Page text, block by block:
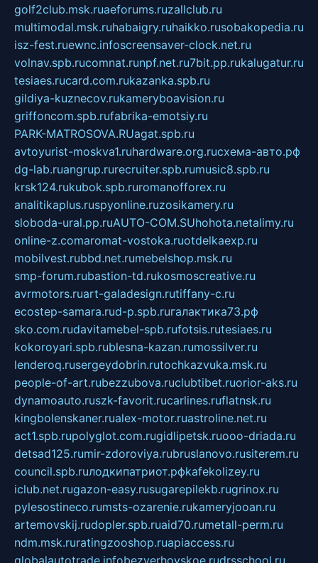
golf2club.msk.ruaeforums.ruzallclub.ru
multimodal.msk.ruhabaigry.ruhaikko.rusobakopedia.ru
isz-fest.ruewnc.infoscreensaver-clock.net.ru
volnav.spb.rucomnat.runpf.net.ru7bit.pp.rukalugatur.ru
tesiaes.rucard.com.rukazanka.spb.ru
gildiya-kuznecov.rukameryboavision.ru
griffoncom.spb.rufabrika-emotsiy.ru
PARK-MATROSOVA.RUagat.spb.ru
avtoyurist-moskva1.ruhardware.org.ruсхема-авто.рф
dg-lab.ruangrup.rurecruiter.spb.rumusic8.spb.ru
krsk124.rukubok.spb.ruromanofforex.ru
analitikaplus.ruspyonline.ruzosikamery.ru
sloboda-ural.pp.ruAUTO-COM.SUhohota.netalimy.ru
online-z.comaromat-vostoka.ruotdelkaexp.ru
mobilvest.rubbd.net.rumebelshop.msk.ru
smp-forum.rubastion-td.rukosmoscreative.ru
avrmotors.ruart-galadesign.rutiffany-c.ru
ecostep-samara.rud-p.spb.ruгалактика73.рф
sko.com.rudavitamebel-spb.rufotsis.rutesiaes.ru
kokoroyari.spb.rublesna-kazan.rumossilver.ru
lenderoq.rusergeydobrin.rutochkazvuka.msk.ru
people-of-art.rubezzubova.ruclubtibet.ruorior-aks.ru
dynamoauto.ruszk-favorit.rucarlines.ruflatnsk.ru
kingbolenskaner.rualex-motor.ruastroline.net.ru
act1.spb.rupolyglot.com.rugidlipetsk.ruooo-driada.ru
detsad125.rumir-zdoroviya.rubruslanovo.rusiterem.ru
council.spb.ruлодкипатриот.рфkafekolizey.ru
iclub.net.rugazon-easy.rusugarepilekb.rugrinox.ru
pylesostineco.rumsts-ozarenie.rukameryjooan.ru
artemovskij.rudopler.spb.ruaid70.rumetall-perm.ru
ndm.msk.ruratingzooshop.ruapiaccess.ru
globalautotrade.infobezverhovskoe.rudrsschool.ru